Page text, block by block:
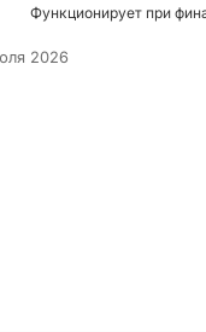
Функционирует при
2026